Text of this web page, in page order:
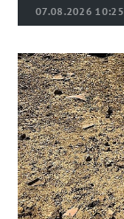
07.08.2026 10:25